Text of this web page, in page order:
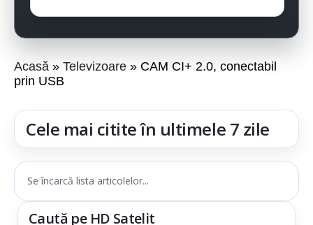
Acasă Televizoare
CAM CI+ 2.0, conectabil
prin USB
Cele mai citite în ultimele 7 zile
Se încarcă lista articolelor...
Caută pe HD Satelit